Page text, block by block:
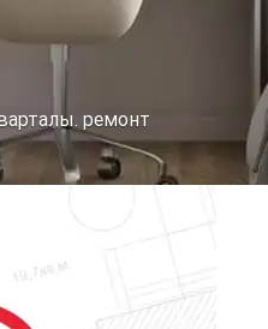
ремонт